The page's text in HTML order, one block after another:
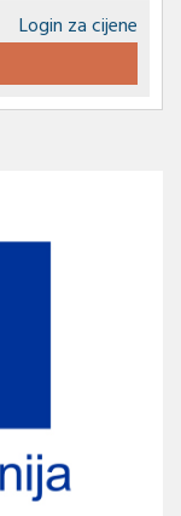
Login za cijene